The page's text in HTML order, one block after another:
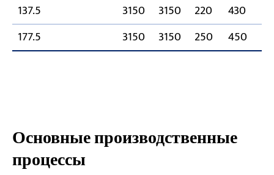
137.5
3150 3150 220 430
177.5
3150 3150 250 450
Основные производственные
процессы